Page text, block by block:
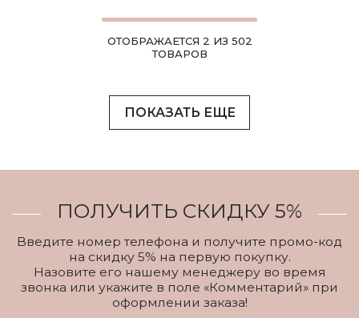
ОТОБРАЖАЕТСЯ 2 ИЗ 502
ТОВАРОВ
ПОКАЗАТЬ ЕЩЕ
ПОЛУЧИТЬ СКИДКУ 5%
Введите номер телефона и получите промо-код
на скидку 5% на первую покупку.
Назовите его нашему менеджеру во время
звонка или укажите в поле «Комментарий» при
оформлении заказа!